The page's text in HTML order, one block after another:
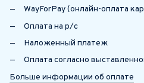
WayForPay (онлайн-оплата
Оплата на р/с
Наложенный платеж
Оплата согласно
Больше информации об оплате